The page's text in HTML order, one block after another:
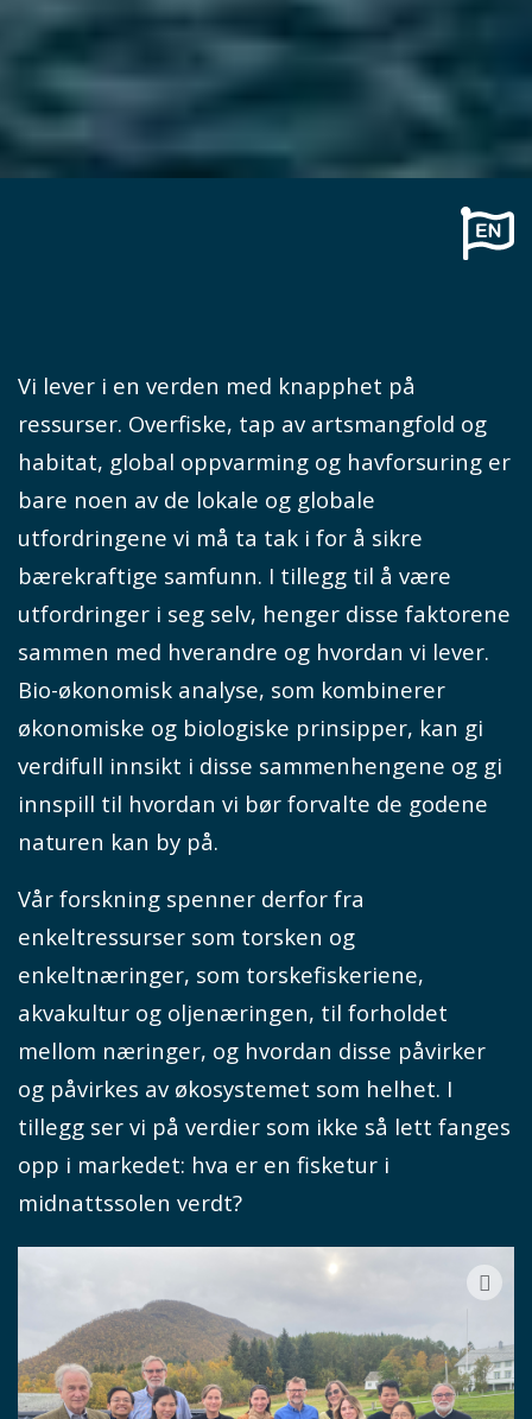
Vi lever i en verden med knapphet på
ressurser. Overfiske, tap av artsmangfold og
habitat, global oppvarming og havforsuring er
bare noen av de lokale og globale
utfordringene vi må ta tak i for å sikre
bærekraftige samfunn. I tillegg til å være
utfordringer i seg selv, henger disse faktorene
sammen med hverandre og hvordan vi lever.
Bio-økonomisk analyse, som kombinerer
økonomiske og biologiske prinsipper, kan gi
verdifull innsikt i disse sammenhengene og gi
innspill til hvordan vi bør forvalte de godene
naturen kan by på.
Vår forskning spenner derfor fra
enkeltressurser som torsken og
enkeltnæringer, som torskefiskeriene,
akvakultur og oljenæringen, til forholdet
mellom næringer, og hvordan disse påvirker
og påvirkes av økosystemet som helhet. I
tillegg ser vi på verdier som ikke så lett fanges
opp i markedet: hva er en fisketur i
midnattssolen verdt?